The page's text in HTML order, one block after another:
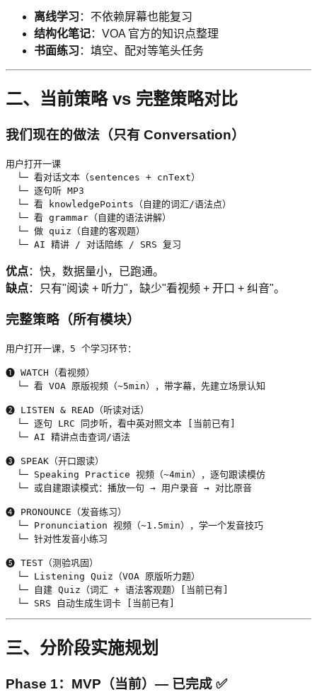
离线学习 ：不依赖屏幕也能复习
结构化笔记：VOA 官方的知识点整理
书面练习 ：填空、配对等笔头任务
二、当前策略 vs 完整策略对比
我们现在的做法（只有 Conversation）
用户打开一课
  └─ 看对话文本（sentences + cnText）
  └─ 逐句听 MP3
  └─ 看 knowledgePoints（自建的词汇/语法点）
  └─ 看 grammar（自建的语法讲解）
  └─ 做 quiz（自建的客观题）
  └─ AI 精讲 / 对话陪练 / SRS 复习
优点：快，数据量小，已跑通。
缺点：只有"阅读 + 听力"，缺少"看视频 + 开口 + 纠音"。
完整策略（所有模块）
用户打开一课，5 个学习环节：
❶ WATCH（看视频）
  └─ 看 VOA 原版视频（~5min），带字幕，先建立场景认知
❷ LISTEN & READ（听读对话）
  └─ 逐句 LRC 同步听，看中英对照文本 [当前已有]
  └─ AI 精讲点击查词/语法
❸ SPEAK（开口跟读）
  └─ Speaking Practice 视频（~4min），逐句跟读模仿
  └─ 或自建跟读模式：播放一句 → 用户录音 → 对比原音
❹ PRONOUNCE（发音练习）
  └─ Pronunciation 视频（~1.5min），学一个发音技巧
  └─ 针对性发音小练习
❺ TEST（测验巩固）
  └─ Listening Quiz（VOA 原版听力题）
  └─ 自建 Quiz（词汇 + 语法客观题）[当前已有]
  └─ SRS 自动生成生词卡 [当前已有]
三、分阶段实施规划
Phase 1：MVP（当前）— 已完成 ✅